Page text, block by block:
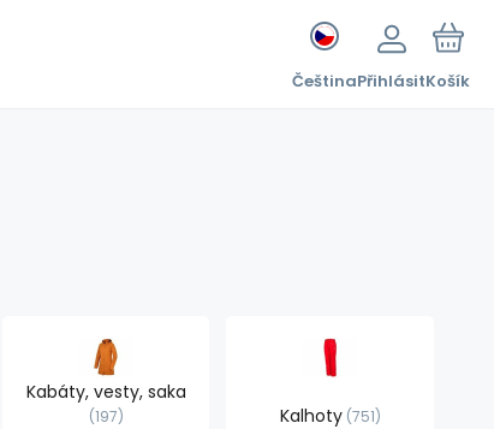
ČeštinaPřihlásitKošík
Kabáty, vesty, saka
197 Kalhoty 751